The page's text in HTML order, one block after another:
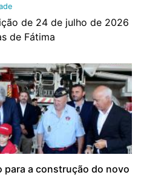
de 24 de julho de 2026
de Fátima
a construção do novo